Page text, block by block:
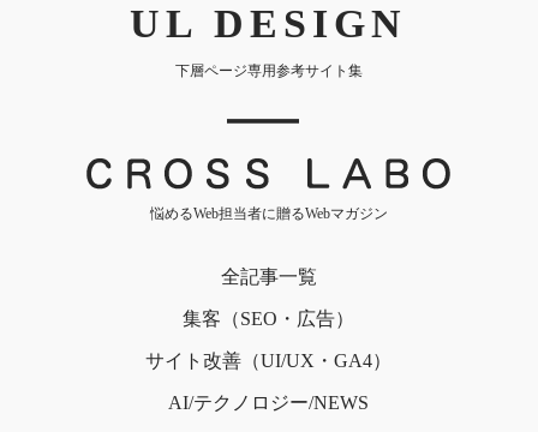
UL DESIGN
下層ページ専用参考サイト集
｜
悩めるWeb担当者に贈るWebマガジン
全記事一覧
集客（SEO・広告）
サイト改善（UI/UX・GA4）
AI/テクノロジー/NEWS